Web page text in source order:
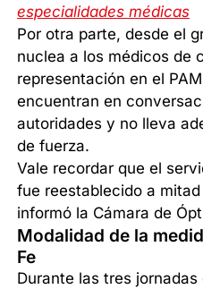
especialidades médicas
Por otra parte, desde el
nuclea a los médicos de
representación en el
encuentran en
autoridades y no lleva
de fuerza.
Vale recordar que el
fue reestablecido a
informó la Cámara de
Modalidad de la
Fe
Durante las tres